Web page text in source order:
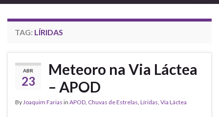
TAG: LÍRIDAS
ABR
23
Meteoro na Via Láctea
– APOD
ByJoaquim Farias in APOD, Chuvas de Estrelas, Líridas, Via Láctea